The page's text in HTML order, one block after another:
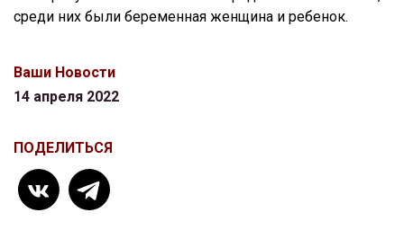
среди них были беременная женщина и ребенок.
Ваши Новости
14 апреля 2022
ПОДЕЛИТЬСЯ